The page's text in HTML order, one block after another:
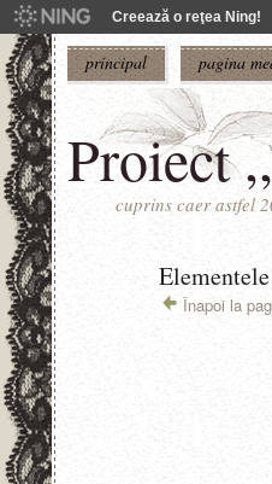
Creează o reţea Ning!
principal pagina
Proiect
cuprins caer astfel
Înapoi la